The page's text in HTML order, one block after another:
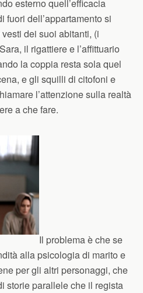
esterno quell’efficacia
fuori dell’appartamento si
dei suoi abitanti, (i
il rigattiere e l’affittuario
la coppia resta sola quel
e gli squilli di citofoni e
l’attenzione sulla realtà
a che fare.
Il problema è che se
alla psicologia di marito e
per gli altri personaggi, che
storie parallele che il regista